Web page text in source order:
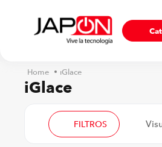
iGlace
iGlace
FILTROS